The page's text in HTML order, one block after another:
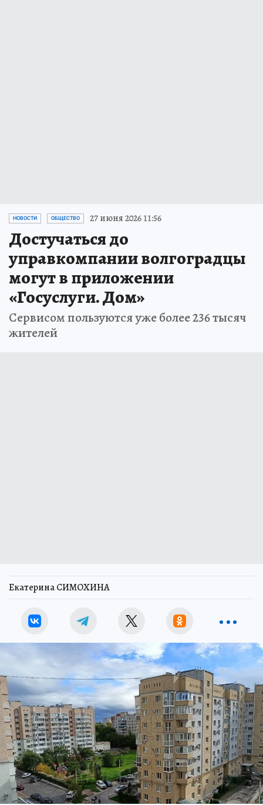
НОВОСТИ ОБЩЕСТВО 27 июня 2026 11:56
Достучаться до
управкомпании волгоградцы
могут в приложении
«Госуслуги. Дом»
Сервисом пользуются уже более 236 тысяч
жителей
Екатерина СИМОХИНА